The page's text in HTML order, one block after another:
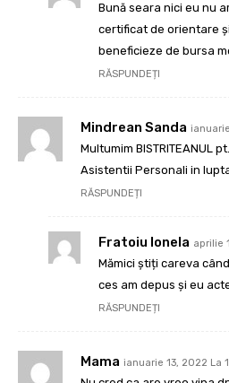
Bună seara nici eu nu
certificat de orientare
beneficieze de bursa
RĂSPUNDEȚI
Mindrean Sanda
Multumim BISTRITEANUL
Asistentii Personali in
RĂSPUNDEȚI
Fratoiu Ionela aprilie
Mămici știți careva
ces am depus și eu
RĂSPUNDEȚI
Mama ianuarie 13, 2022 La